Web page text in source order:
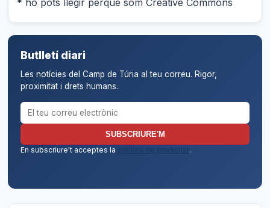
* ho pots llegir perquè som Creative Commons
Butlletí diari
Les notícies del Camp de Túria al teu correu. Rigor,
proximitat i drets humans.
Correu electrònic per al butlletí
SUBSCRIURE'M
En subscriure't acceptes la
política de privacitat.